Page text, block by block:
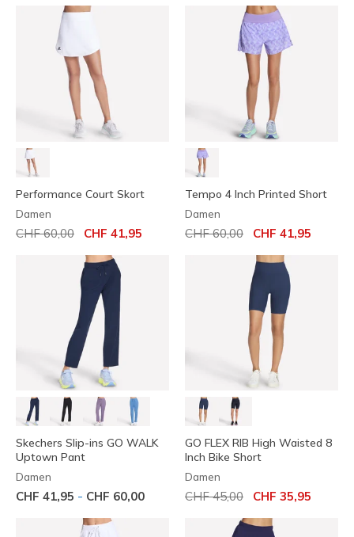
Performance Court Skort
Damen
Reduziert von
CHF 60,00 auf
CHF 41,95
Tempo 4 Inch Printed Short
Damen
Reduziert von
CHF 60,00 auf
CHF 41,95
Skechers Slip-ins GO WALK
Uptown Pant
Damen
CHF 41,95 - CHF 60,00
GO FLEX RIB High Waisted 8
Inch Bike Short
Damen
Reduziert von
CHF 45,00 auf
CHF 35,95